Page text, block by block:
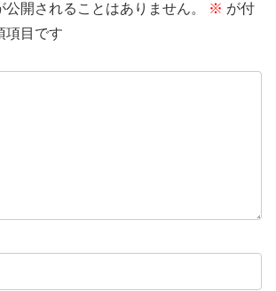
公開されることはありません。 ※ が付
項目です